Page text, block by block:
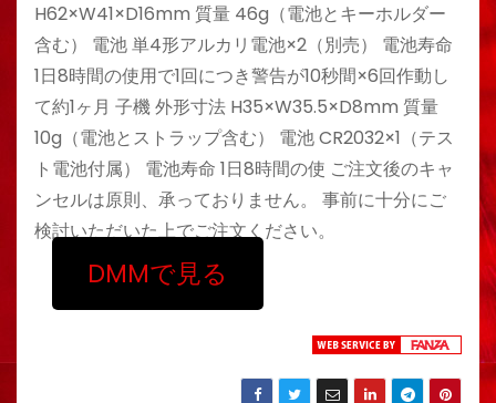
H62×W41×D16mm 質量 46g（電池とキーホルダー
含む） 電池 単4形アルカリ電池×2（別売） 電池寿命
1日8時間の使用で1回につき警告が10秒間×6回作動し
て約1ヶ月 子機 外形寸法 H35×W35.5×D8mm 質量
10g（電池とストラップ含む） 電池 CR2032×1（テス
ト電池付属） 電池寿命 1日8時間の使 ご注文後のキャ
ンセルは原則、承っておりません。 事前に十分にご
検討いただいた上でご注文ください。
DMMで見る